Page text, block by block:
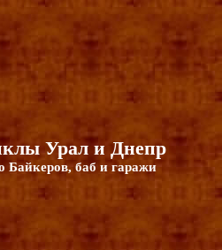
Урал и Днепр
Байкеров, баб и гаражи